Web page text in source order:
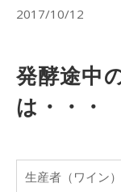
2017/10/12
発酵途中
は・・・
生産者（ワイン）